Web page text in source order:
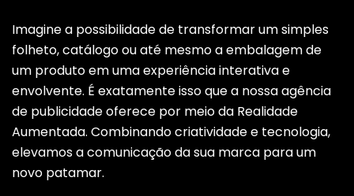
Imagine a possibilidade de transformar um simples
folheto, catálogo ou até mesmo a embalagem de
um produto em uma experiência interativa e
envolvente. É exatamente isso que a nossa agência
de publicidade oferece por meio da Realidade
Aumentada. Combinando criatividade e tecnologia,
elevamos a comunicação da sua marca para um
novo patamar.